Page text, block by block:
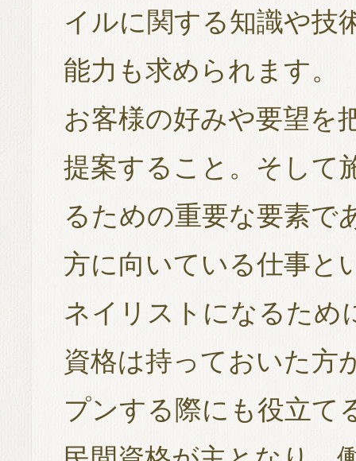
イルに関する知識や技
能力も求められます。
お客様の好みや要望を
提案すること。そして
るための重要な要素で
方に向いている仕事と
ネイリストになるため
資格は持っておいた方
プンする際にも役立て